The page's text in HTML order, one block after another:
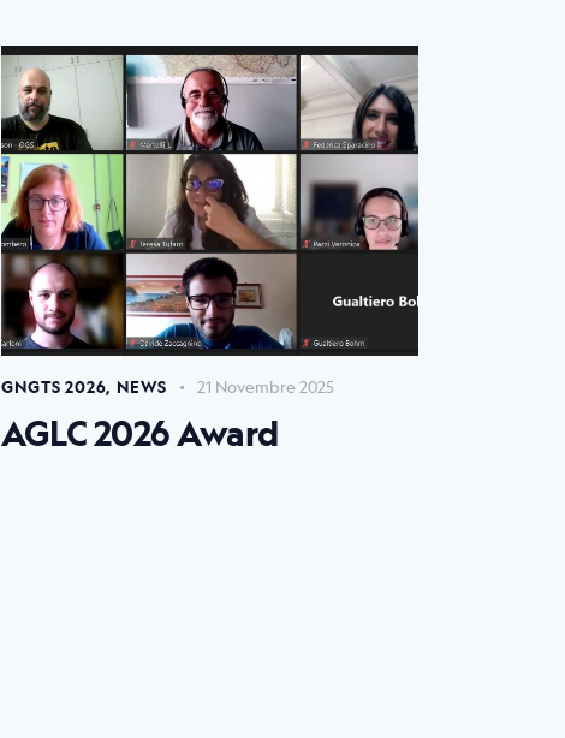
GNGTS 2026, NEWS 21 Novembre 2025
AGLC 2026 Award